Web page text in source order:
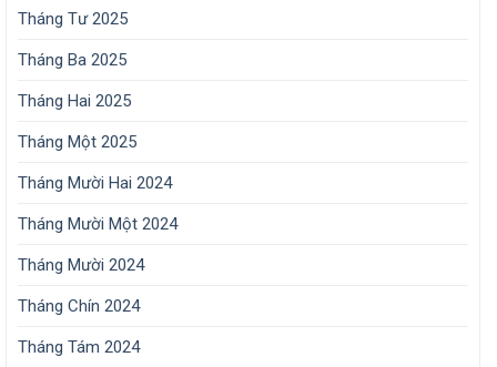
Tháng Tư 2025
Tháng Ba 2025
Tháng Hai 2025
Tháng Một 2025
Tháng Mười Hai 2024
Tháng Mười Một 2024
Tháng Mười 2024
Tháng Chín 2024
Tháng Tám 2024